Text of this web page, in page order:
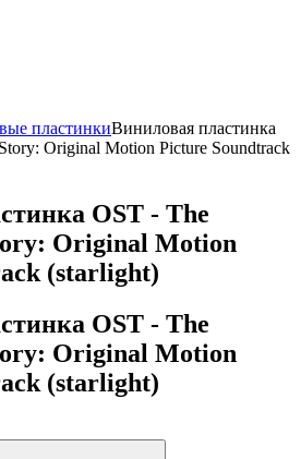
пластинкиВиниловая пластинка
Original Motion Picture Soundtrack
OST - The
Original Motion
(starlight)
OST - The
Original Motion
(starlight)